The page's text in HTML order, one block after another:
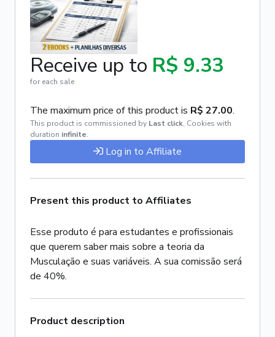
Receive up to R$ 9.33
for each sale
The maximum price of this product is R$ 27.00.
This product is commissioned by Last click, Cookies with
duration infinite.
Log in to Affiliate
Present this product to Affiliates
Esse produto é para estudantes e profissionais
que querem saber mais sobre a teoria da
Musculação e suas variáveis. A sua comissão será
de 40%.
Product description